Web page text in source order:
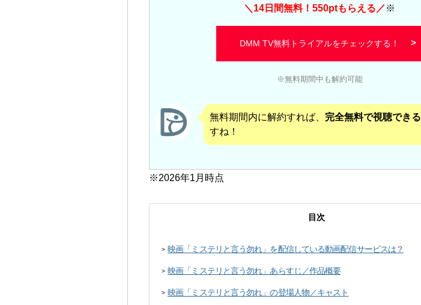
＼ 14日間無料！ 550ptもらえる／※
DMM TV無料トライアルをチェックする！
※無料期間中も解約可能
無料期間内に解約すれば、 完全無料で視聴できる
すね！
※2026年1月時点
目次
> 映画「ミステリと言う勿れ」を配信している動画配信サービスは？
> 映画「ミステリと言う勿れ」あらすじ／作品概要
> 映画「ミステリと言う勿れ」の登場人物／キャスト